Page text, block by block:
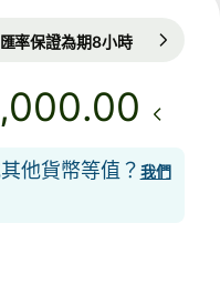
匯率保證為期8小時
.00
他貨幣等值？ 我們